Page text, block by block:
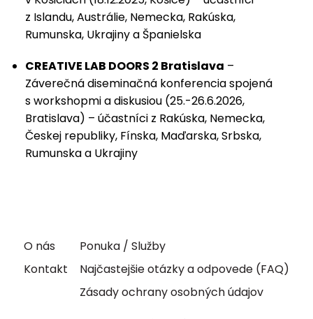
z Islandu, Austrálie, Nemecka, Rakúska,
Rumunska, Ukrajiny a Španielska
CREATIVE LAB DOORS 2 Bratislava –
Záverečná diseminačná konferencia spojená
s workshopmi a diskusiou (25.-26.6.2026,
Bratislava) – účastníci z Rakúska, Nemecka,
Českej republiky, Fínska, Maďarska, Srbska,
Rumunska a Ukrajiny
O nás
Kontakt
Ponuka / Služby
Najčastejšie otázky a odpovede (FAQ)
Zásady ochrany osobných údajov